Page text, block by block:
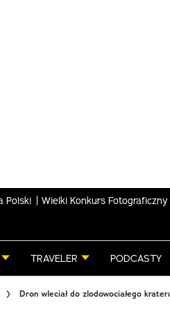
Polski Wielki Konkurs Fotograficzny
TRAVELER PODCASTY
Dron wleciał do zlodowociałego